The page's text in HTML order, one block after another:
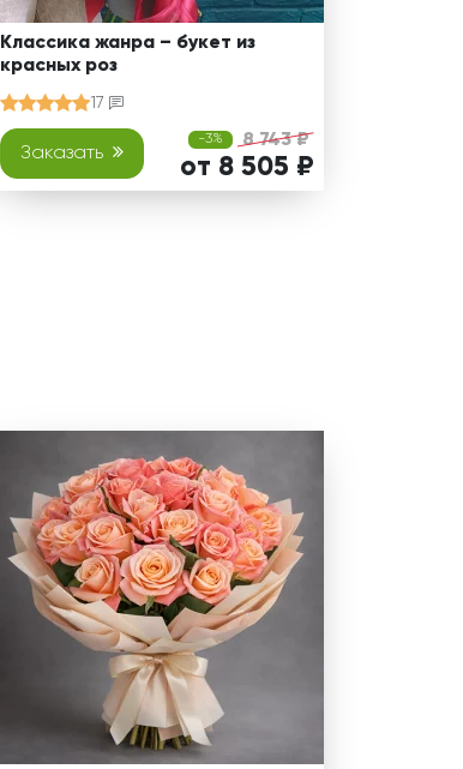
Классика жанра – букет из
красных роз
17
Заказать
-3% 8 743 ₽
от 8 505 ₽